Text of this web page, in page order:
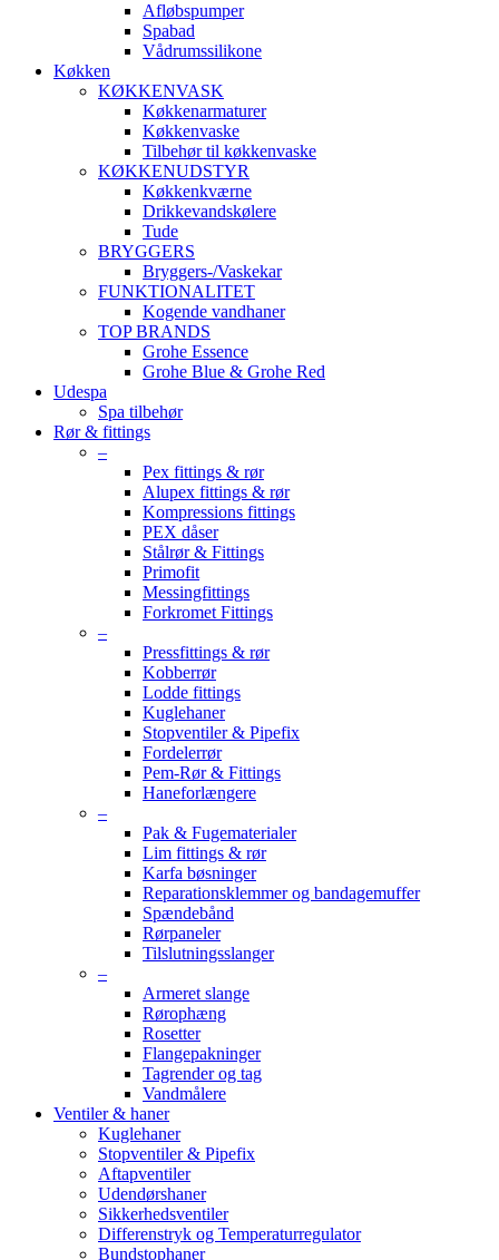
Afløbspumper
Spabad
Vådrumssilikone
Køkken
KØKKENVASK
Køkkenarmaturer
Køkkenvaske
Tilbehør til køkkenvaske
KØKKENUDSTYR
Køkkenkværne
Drikkevandskølere
Tude
BRYGGERS
Bryggers-/Vaskekar
FUNKTIONALITET
Kogende vandhaner
TOP BRANDS
Grohe Essence
Grohe Blue & Grohe Red
Udespa
Spa tilbehør
Rør & fittings
–
Pex fittings & rør
Alupex fittings & rør
Kompressions fittings
PEX dåser
Stålrør & Fittings
Primofit
Messingfittings
Forkromet Fittings
–
Pressfittings & rør
Kobberrør
Lodde fittings
Kuglehaner
Stopventiler & Pipefix
Fordelerrør
Pem-Rør & Fittings
Haneforlængere
–
Pak & Fugematerialer
Lim fittings & rør
Karfa bøsninger
Reparationsklemmer og bandagemuffer
Spændebånd
Rørpaneler
Tilslutningsslanger
–
Armeret slange
Rørophæng
Rosetter
Flangepakninger
Tagrender og tag
Vandmålere
Ventiler & haner
Kuglehaner
Stopventiler & Pipefix
Aftapventiler
Udendørshaner
Sikkerhedsventiler
Differenstryk og Temperaturregulator
Bundstophaner